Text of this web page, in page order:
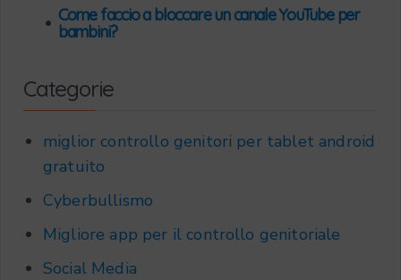
• Come faccio a bloccare un canale YouTube per
bambini?
Categorie
miglior controllo genitori per tablet android
gratuito
Cyberbullismo
Migliore app per il controllo genitoriale
Social Media